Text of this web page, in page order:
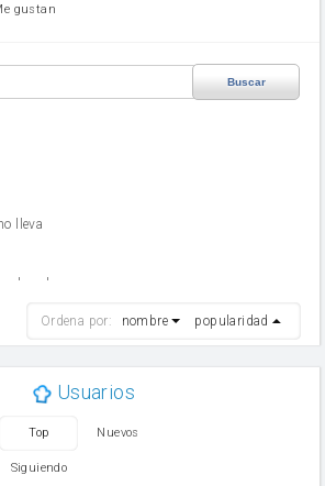
gustan
Buscar
lleva
levadura
Ordena por: nombre popularidad
Usuarios
Top Nuevos
Siguiendo